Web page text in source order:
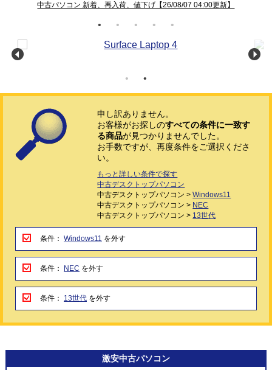
中古パソコン 新着、再入荷、値下げ【26/08/07 04:00更新】
申し訳ありません。
お客様がお探しのすべての条件に一致す
る商品が見つかりませんでした。
お手数ですが、再度条件をご選択くださ
い。
もっと詳しい条件で探す
中古デスクトップパソコン
中古デスクトップパソコン >Windows11
中古デスクトップパソコン > NEC
中古デスクトップパソコン > 13世代
条件： Windows11 を外す
条件： NEC を外す
条件： 13世代 を外す
激安中古パソコン